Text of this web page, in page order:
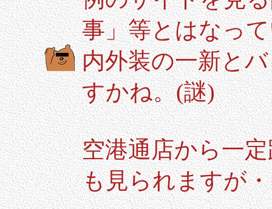
事」等とはなっ
内外装の一新と
すかね。(謎)
空港通店から一
も見られますが